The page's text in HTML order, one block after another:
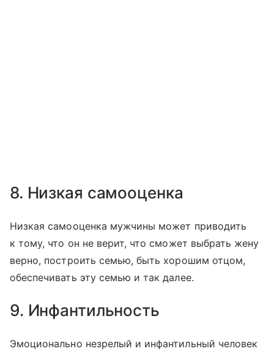
8. Низкая самооценка
Низкая самооценка мужчины может приводить
к тому, что он не верит, что сможет выбрать жену
верно, построить семью, быть хорошим отцом,
обеспечивать эту семью и так далее.
9. Инфантильность
Эмоционально незрелый и инфантильный человек